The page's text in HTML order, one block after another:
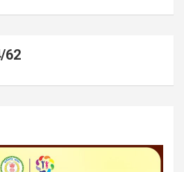
62